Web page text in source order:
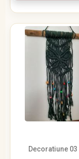
Decoratiune 03